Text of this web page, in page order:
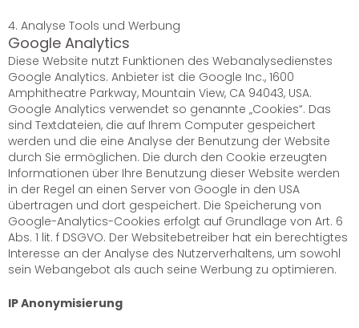
4. Analyse Tools und Werbung
Google Analytics
Diese Website nutzt Funktionen des Webanalysedienstes
Google Analytics. Anbieter ist die Google Inc., 1600
Amphitheatre Parkway, Mountain View, CA 94043, USA.
Google Analytics verwendet so genannte „Cookies“. Das
sind Textdateien, die auf Ihrem Computer gespeichert
werden und die eine Analyse der Benutzung der Website
durch Sie ermöglichen. Die durch den Cookie erzeugten
Informationen über Ihre Benutzung dieser Website werden
in der Regel an einen Server von Google in den USA
übertragen und dort gespeichert. Die Speicherung von
Google-Analytics-Cookies erfolgt auf Grundlage von Art. 6
Abs. 1 lit. f DSGVO. Der Websitebetreiber hat ein berechtigtes
Interesse an der Analyse des Nutzerverhaltens, um sowohl
sein Webangebot als auch seine Werbung zu optimieren.
IP Anonymisierung